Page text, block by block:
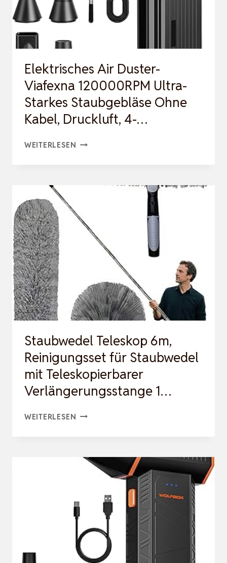
110000
U/MIN
Elektrisches Air Duster-
Viafexna 120000RPM Ultra-
Starkes Staubgebläse Ohne
Kabel, Druckluft, 4-…
WEITERLESEN ELEKTRISCHES
ULTRA-
STARKES
STAUBGEBLÄSE
KABEL,
DRUCKLUFT,
4-
Staubwedel Teleskop 6m,
Reinigungsset für Staubwedel
mit Teleskopierbarer
Verlängerungsstange 1…
WEITERLESEN STAUBWEDEL
REINIGUNGSSET
MIT
TELESKOPIERBARER
VERLÄNGERUNGSSTANGE
1…